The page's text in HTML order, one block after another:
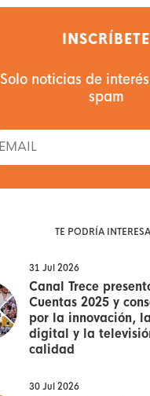
INSCRÍBETE
Solo noticias de
spam
TE PODRÍA
31 Jul 2026
Canal Trece
Cuentas 2025 y
por la innovación,
digital y la
calidad
30 Jul 2026